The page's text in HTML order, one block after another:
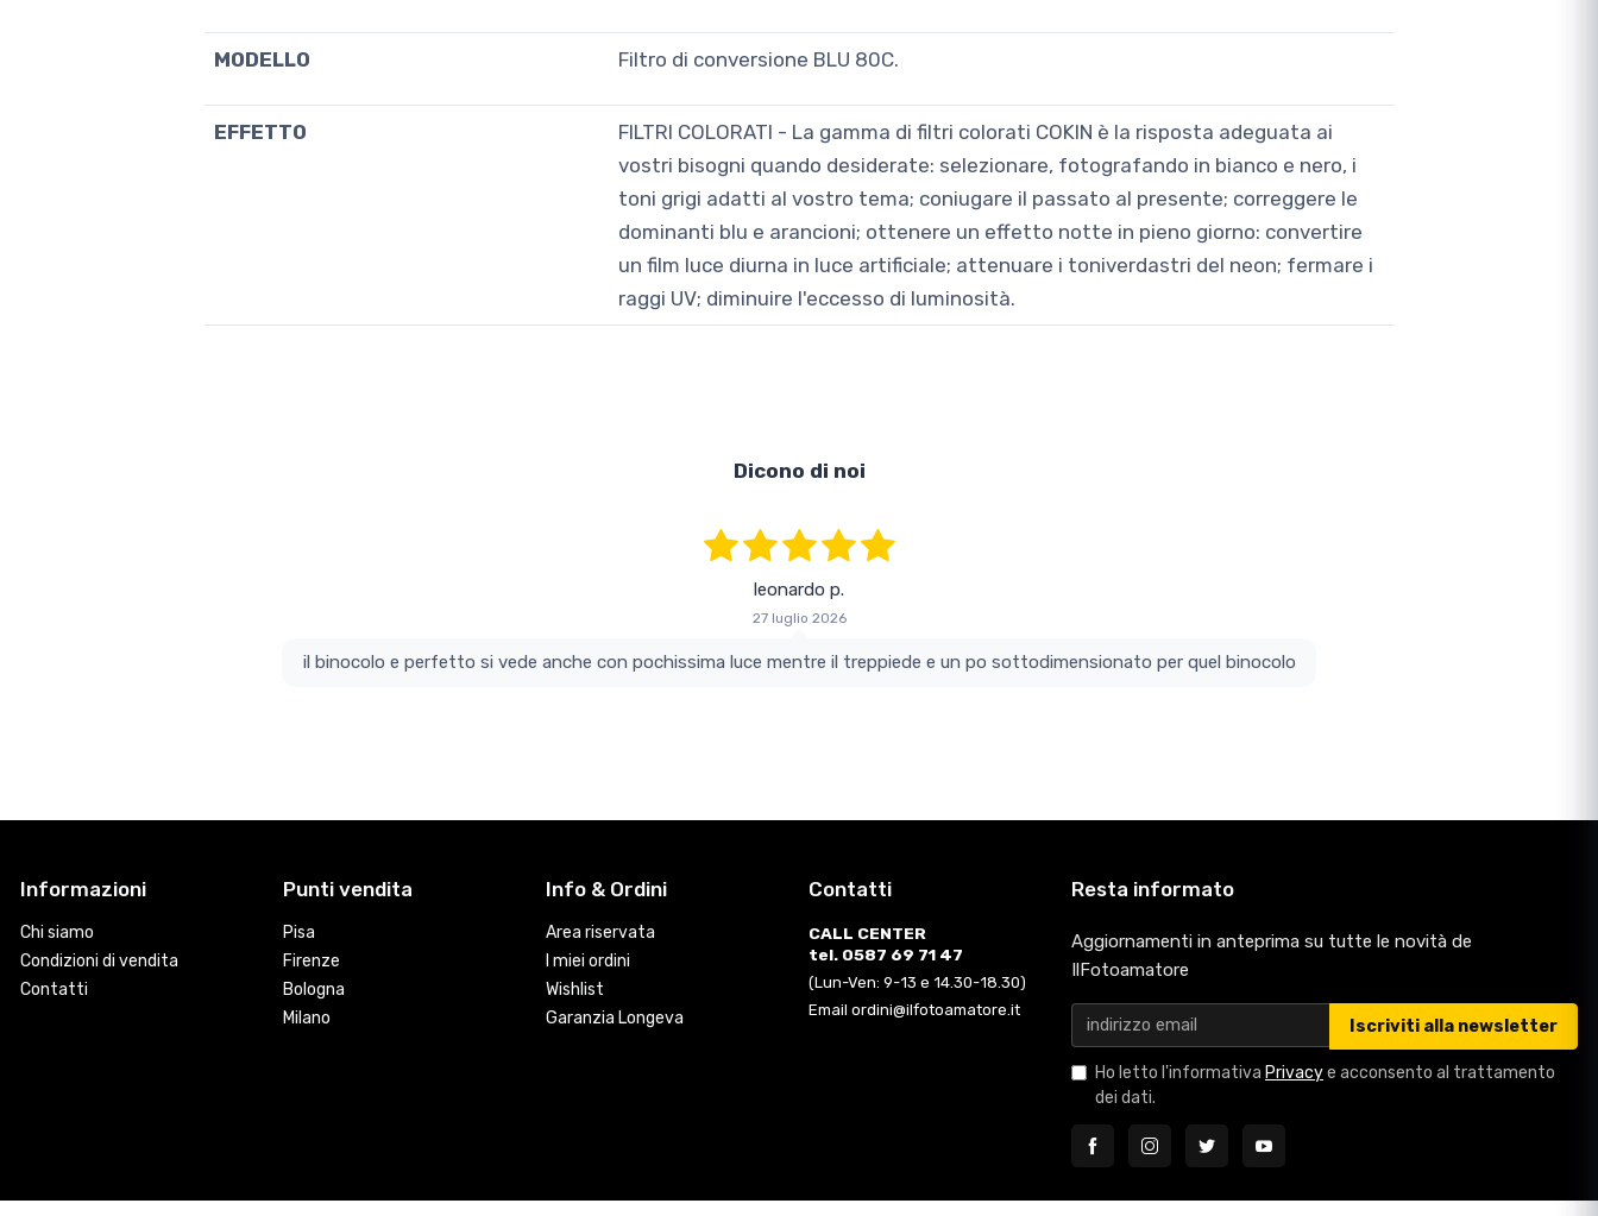
MODELLO Filtro di conversione BLU 80C.
EFFETTO
FILTRI COLORATI - La gamma di filtri colorati COKIN è la risposta adeguata ai
vostri bisogni quando desiderate: selezionare, fotografando in bianco e nero, i
toni grigi adatti al vostro tema; coniugare il passato al presente; correggere le
dominanti blu e arancioni; ottenere un effetto notte in pieno giorno: convertire
un film luce diurna in luce artificiale; attenuare i toniverdastri del neon; fermare i
raggi UV; diminuire l'eccesso di luminosità.
Dicono di noi
leonardo p.
27 luglio 2026
il binocolo e perfetto si vede anche con pochissima luce mentre il treppiede e un po sottodimensionato per quel binocolo
Informazioni
Chi siamo
Condizioni di vendita
Contatti
Punti vendita
Pisa
Firenze
Bologna
Milano
Info & Ordini
Area riservata
I miei ordini
Wishlist
Garanzia Longeva
Contatti
CALL CENTER
tel. 0587 69 71 47
(Lun-Ven: 9-13 e 14.30-18.30)
Email ordini@ilfotoamatore.it
Resta informato
Aggiornamenti in anteprima su tutte le novità de
IlFotoamatore
Iscriviti alla newsletter
Ho letto l'informativa Privacye acconsento al trattamento
dei dati.